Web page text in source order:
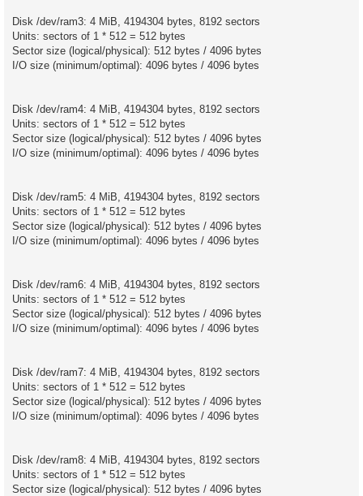
Disk /dev/ram3: 4 MiB, 4194304 bytes, 8192 sectors
Units: sectors of 1 * 512 = 512 bytes
Sector size (logical/physical): 512 bytes / 4096 bytes
I/O size (minimum/optimal): 4096 bytes / 4096 bytes
Disk /dev/ram4: 4 MiB, 4194304 bytes, 8192 sectors
Units: sectors of 1 * 512 = 512 bytes
Sector size (logical/physical): 512 bytes / 4096 bytes
I/O size (minimum/optimal): 4096 bytes / 4096 bytes
Disk /dev/ram5: 4 MiB, 4194304 bytes, 8192 sectors
Units: sectors of 1 * 512 = 512 bytes
Sector size (logical/physical): 512 bytes / 4096 bytes
I/O size (minimum/optimal): 4096 bytes / 4096 bytes
Disk /dev/ram6: 4 MiB, 4194304 bytes, 8192 sectors
Units: sectors of 1 * 512 = 512 bytes
Sector size (logical/physical): 512 bytes / 4096 bytes
I/O size (minimum/optimal): 4096 bytes / 4096 bytes
Disk /dev/ram7: 4 MiB, 4194304 bytes, 8192 sectors
Units: sectors of 1 * 512 = 512 bytes
Sector size (logical/physical): 512 bytes / 4096 bytes
I/O size (minimum/optimal): 4096 bytes / 4096 bytes
Disk /dev/ram8: 4 MiB, 4194304 bytes, 8192 sectors
Units: sectors of 1 * 512 = 512 bytes
Sector size (logical/physical): 512 bytes / 4096 bytes